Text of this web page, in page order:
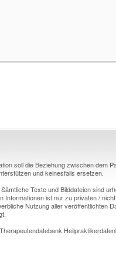
soll die Beziehung zwischen dem
und keinesfalls ersetzen.
Texte und Bilddateien sind
Informationen ist nur zu privaten /
Nutzung aller veröffentlichten